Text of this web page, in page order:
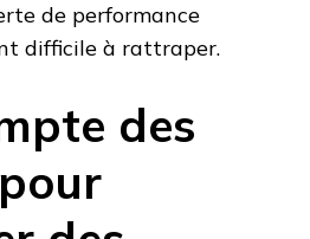
de performance
difficile à rattraper.
des